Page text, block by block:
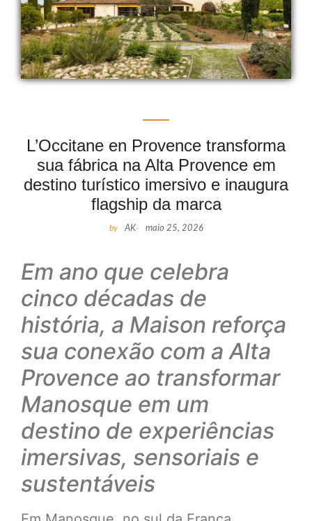
L’Occitane en Provence transforma
sua fábrica na Alta Provence em
destino turístico imersivo e inaugura
flagship da marca
by AK- maio 25, 2026
Em ano que celebra
cinco décadas de
história, a Maison reforça
sua conexão com a Alta
Provence ao transformar
Manosque em um
destino de experiências
imersivas, sensoriais e
sustentáveis